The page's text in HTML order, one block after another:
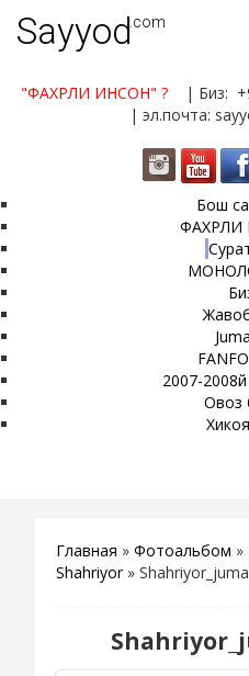
Sayyod.com
"ФАХРЛИ ИНСОН" ?
| Биз:
| эл.почта:
Бош
ФАХРЛИ
2007-
Овоз
Главная » Фотоальбом »
Shahriyor»